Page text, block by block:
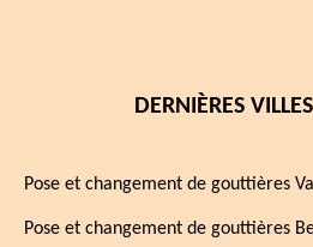
DERNIÈRES
Pose et changement de gouttières
Pose et changement de gouttières